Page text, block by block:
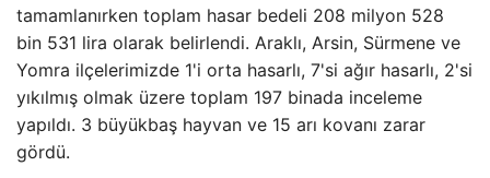
tamamlanırken toplam hasar bedeli 208 milyon 528
bin 531 lira olarak belirlendi. Araklı, Arsin, Sürmene ve
Yomra ilçelerimizde 1'i orta hasarlı, 7'si ağır hasarlı, 2'si
yıkılmış olmak üzere toplam 197 binada inceleme
yapıldı. 3 büyükbaş hayvan ve 15 arı kovanı zarar
gördü.